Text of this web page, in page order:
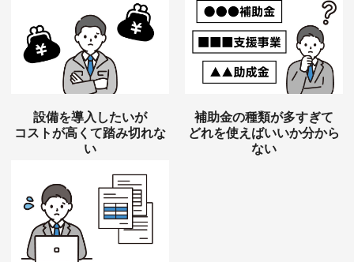
設備を導入したいが
コストが高くて踏み切れな
い
補助金の種類が多すぎて
どれを使えばいいか分から
ない